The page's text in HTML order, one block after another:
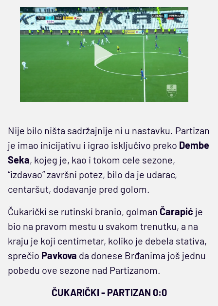
Nije bilo ništa sadržajnije ni u nastavku. Partizan
je imao inicijativu i igrao isključivo preko Dembe
Seka, kojeg je, kao i tokom cele sezone,
“izdavao” završni potez, bilo da je udarac,
centaršut, dodavanje pred golom.
Čukarički se rutinski branio, golman Čarapić je
bio na pravom mestu u svakom trenutku, a na
kraju je koji centimetar, koliko je debela stativa,
sprečio Pavkova da donese Brđanima još jednu
pobedu ove sezone nad Partizanom.
ČUKARIČKI - PARTIZAN 0:0